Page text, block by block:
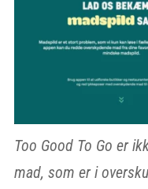
Too Good To Go er
mad, som er i